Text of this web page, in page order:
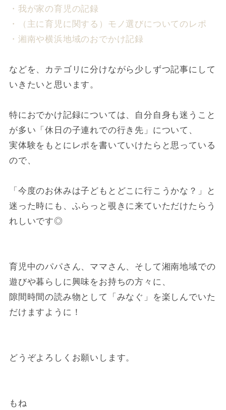
・我が家の育児の記録
・（主に育児に関する）モノ選びについてのレポ
・湘南や横浜地域のおでかけ記録
などを、カテゴリに分けながら少しずつ記事にして
いきたいと思います。
特におでかけ記録については、自分自身も迷うこと
が多い「休日の子連れでの行き先」について、
実体験をもとにレポを書いていけたらと思っている
ので、
「今度のお休みは子どもとどこに行こうかな？」と
迷った時にも、ふらっと覗きに来ていただけたらう
れしいです◎
育児中のパパさん、ママさん、そして湘南地域での
遊びや暮らしに興味をお持ちの方々に、
隙間時間の読み物として「みなぐ」を楽しんでいた
だけますように！
どうぞよろしくお願いします。
もね